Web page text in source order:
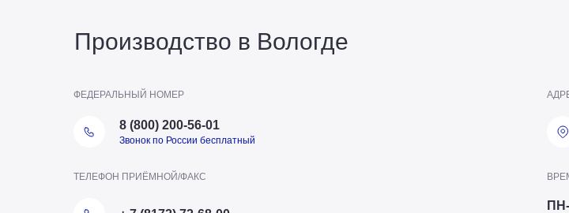
Производство в Вологде
ТЕЛЕФОН ПРИЁМНОЙ/ФАКС
ФЕДЕРАЛЬНЫЙ НОМЕР
8 (800) 200-56-01
Звонок по России бесплатный